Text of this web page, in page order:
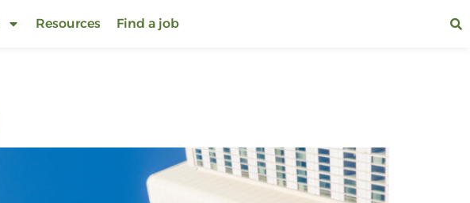
Resources Find a job